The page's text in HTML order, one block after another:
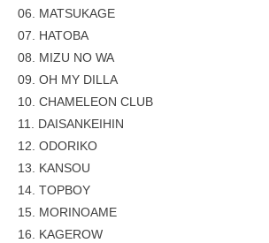
06. MATSUKAGE
07. HATOBA
08. MIZU NO WA
09. OH MY DILLA
10. CHAMELEON CLUB
11. DAISANKEIHIN
12. ODORIKO
13. KANSOU
14. TOPBOY
15. MORINOAME
16. KAGEROW